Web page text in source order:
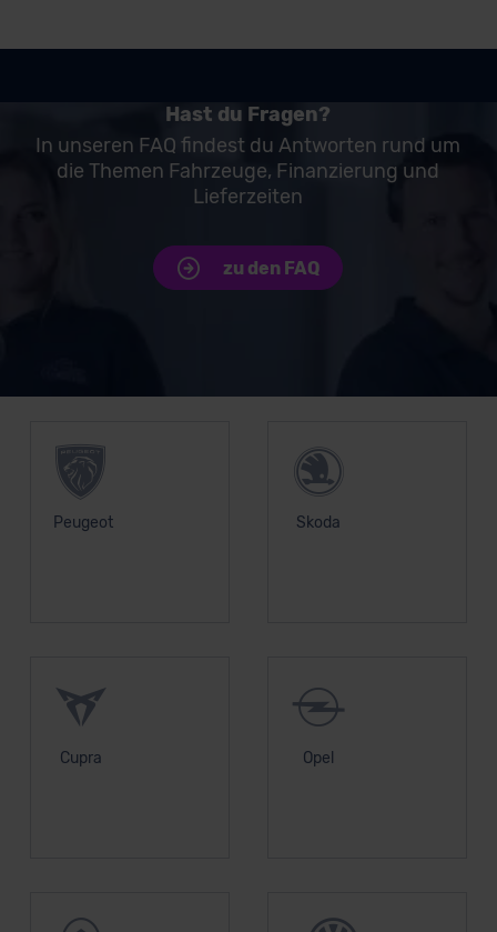
Hast du Fragen?
In unseren FAQ findest du Antworten rund um
die Themen Fahrzeuge, Finanzierung und
Lieferzeiten
zu den FAQ
Peugeot Skoda
Cupra Opel